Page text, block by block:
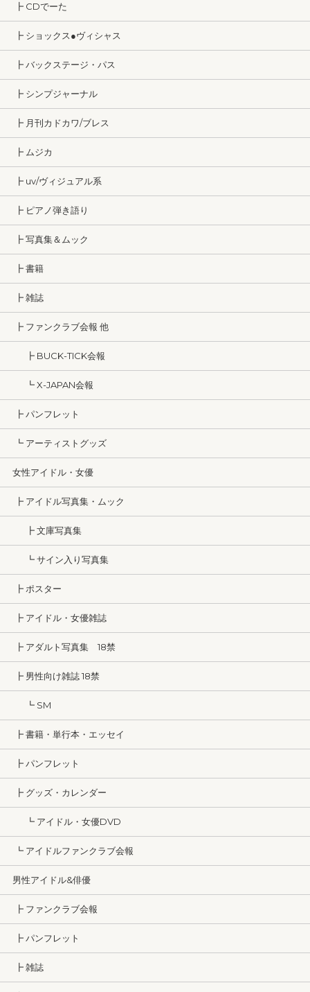
┣ CDでーた
┣ ショックス●ヴィシャス
┣ バックステージ・パス
┣ シンプジャーナル
┣ 月刊カドカワ/ブレス
┣ ムジカ
┣ uv/ヴィジュアル系
┣ ピアノ弾き語り
┣ 写真集＆ムック
┣ 書籍
┣ 雑誌
┣ ファンクラブ会報 他
┣ BUCK-TICK会報
┗ X-JAPAN会報
┣ パンフレット
┗ アーティストグッズ
女性アイドル・女優
┣ アイドル写真集・ムック
┣ 文庫写真集
┗ サイン入り写真集
┣ ポスター
┣ アイドル・女優雑誌
┣ アダルト写真集 18禁
┣ 男性向け雑誌 18禁
┗ SM
┣ 書籍・単行本・エッセイ
┣ パンフレット
┣ グッズ・カレンダー
┗ アイドル・女優DVD
┗ アイドルファンクラブ会報
男性アイドル&俳優
┣ ファンクラブ会報
┣ パンフレット
┣ 雑誌